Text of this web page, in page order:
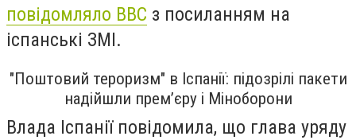
повідомляло BBC з посиланням на
іспанські ЗМІ.
"Поштовий тероризм" в Іспанії: підозрілі пакети
надійшли прем’єру і Міноборони
Влада Іспанії повідомила, що глава уряду